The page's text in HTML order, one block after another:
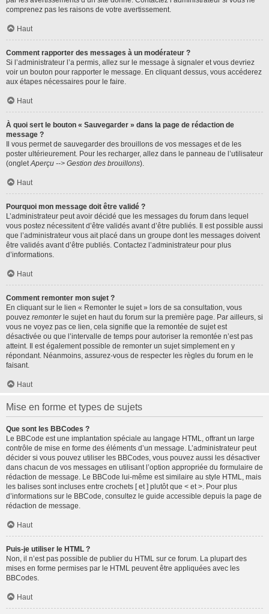
comprenez pas les raisons de votre avertissement.
Haut
Comment rapporter des messages à un modérateur ?
Si l’administrateur l’a permis, allez sur le message à signaler et vous devriez
voir un bouton pour rapporter le message. En cliquant dessus, vous accéderez
aux étapes nécessaires pour le faire.
Haut
À quoi sert le bouton « Sauvegarder » dans la page de rédaction de
message ?
Il vous permet de sauvegarder des brouillons de vos messages et de les
poster ultérieurement. Pour les recharger, allez dans le panneau de l’utilisateur
(ongletAperçu --> Gestion des brouillons).
Haut
Pourquoi mon message doit être validé ?
L’administrateur peut avoir décidé que les messages du forum dans lequel
vous postez nécessitent d’être validés avant d’être publiés. Il est possible aussi
que l’administrateur vous ait placé dans un groupe dont les messages doivent
être validés avant d’être publiés. Contactez l’administrateur pour plus
d’informations.
Haut
Comment remonter mon sujet ?
En cliquant sur le lien « Remonter le sujet » lors de sa consultation, vous
pouvez remonterle sujet en haut du forum sur la première page. Par ailleurs, si
vous ne voyez pas ce lien, cela signifie que la remontée de sujet est
désactivée ou que l’intervalle de temps pour autoriser la remontée n’est pas
atteint. Il est également possible de remonter un sujet simplement en y
répondant. Néanmoins, assurez-vous de respecter les règles du forum en le
faisant.
Haut
Mise en forme et types de sujets
Que sont les BBCodes ?
Le BBCode est une implantation spéciale au langage HTML, offrant un large
contrôle de mise en forme des éléments d’un message. L’administrateur peut
décider si vous pouvez utiliser les BBCodes, vous pouvez aussi les désactiver
dans chacun de vos messages en utilisant l’option appropriée du formulaire de
rédaction de message. Le BBCode lui-même est similaire au style HTML, mais
les balises sont incluses entre crochets [ et ] plutôt que < et >. Pour plus
d’informations sur le BBCode, consultez le guide accessible depuis la page de
rédaction de message.
Haut
Puis-je utiliser le HTML ?
Non, il n’est pas possible de publier du HTML sur ce forum. La plupart des
mises en forme permises par le HTML peuvent être appliquées avec les
BBCodes.
Haut